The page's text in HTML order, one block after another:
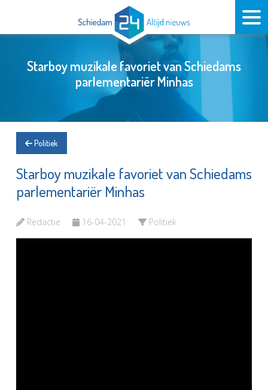
Starboy muzikale favoriet van Schiedams
parlementariër Minhas
Politiek
Starboy muzikale favoriet van Schiedams
parlementariër Minhas
Redactie 16-04-2021 Politiek